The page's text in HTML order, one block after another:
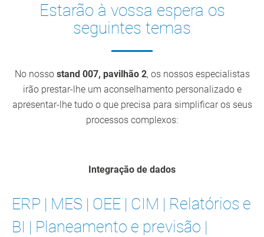
Estarão à vossa espera os
seguintes temas
No nosso stand 007, pavilhão 2, os nossos especialistas
irão prestar-lhe um aconselhamento personalizado e
apresentar-lhe tudo o que precisa para simplificar os seus
processos complexos:
Integração de dados
ERP | MES | OEE | CIM | Relatórios e
BI | Planeamento e previsão |